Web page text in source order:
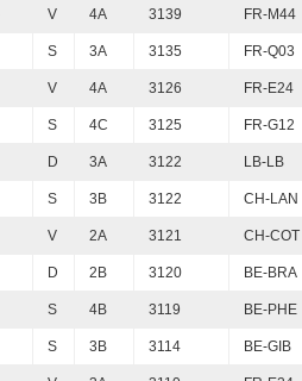
V 4A 3139 FR-M44
S 3A 3135 FR-Q03
V 4A 3126 FR-E24
S 4C 3125 FR-G12
D 3A 3122 LB-LB
S 3B 3122 CH-LAN
V 2A 3121 CH-COT
D 2B 3120 BE-BRA
S 4B 3119 BE-PHE
S 3B 3114 BE-GIB